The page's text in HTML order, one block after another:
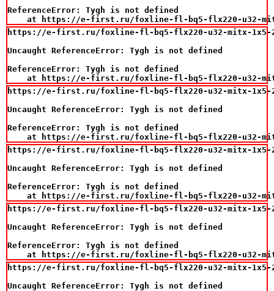
ReferenceError: Tygh is not defined
at https://e-first.ru/foxline-fl-bq5-flx220-u32-
https://e-first.ru/foxline-fl-bq5-flx220-u32-mitx-1x5-
Uncaught ReferenceError: Tygh is not defined
ReferenceError: Tygh is not defined
at https://e-first.ru/foxline-fl-bq5-flx220-u32-
https://e-first.ru/foxline-fl-bq5-flx220-u32-mitx-1x5-
Uncaught ReferenceError: Tygh is not defined
ReferenceError: Tygh is not defined
at https://e-first.ru/foxline-fl-bq5-flx220-u32-
https://e-first.ru/foxline-fl-bq5-flx220-u32-mitx-1x5-
Uncaught ReferenceError: Tygh is not defined
ReferenceError: Tygh is not defined
at https://e-first.ru/foxline-fl-bq5-flx220-u32-
https://e-first.ru/foxline-fl-bq5-flx220-u32-mitx-1x5-
Uncaught ReferenceError: Tygh is not defined
ReferenceError: Tygh is not defined
at https://e-first.ru/foxline-fl-bq5-flx220-u32-
https://e-first.ru/foxline-fl-bq5-flx220-u32-mitx-1x5-
Uncaught ReferenceError: Tygh is not defined